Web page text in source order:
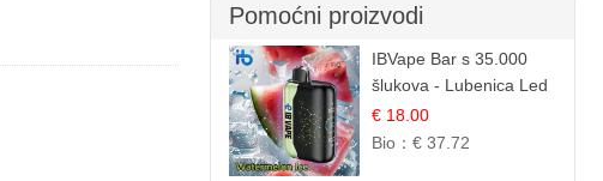
Pomoćni proizvodi
IBVape Bar s 35.000
šlukova - Lubenica Led
| Osježavajući Ljetni
Okus
€ 18.00
Bio： € 37.72